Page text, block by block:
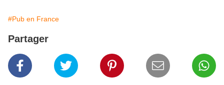
#Pub en France
Partager